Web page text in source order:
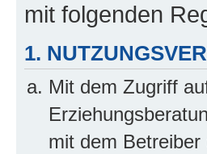
mit folgenden
1.
Mit dem Zugriff
mit dem Betreiber